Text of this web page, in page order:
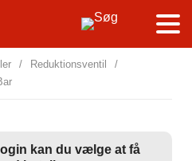
/ Reduktionsventil
/
kan du vælge at få